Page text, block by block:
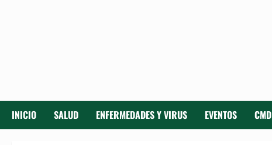
INICIO SALUD ENFERMEDADES Y VIRUS EVENTOS CMD